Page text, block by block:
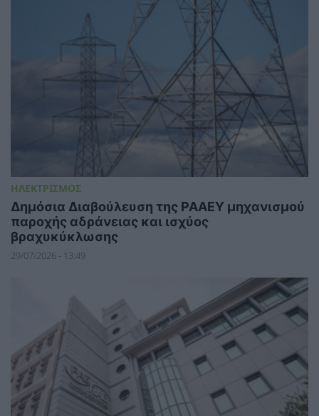
ΗΛΕΚΤΡΙΣΜΟΣ
Δημόσια Διαβούλευση της ΡΑΑΕΥ μηχανισμού
παροχής αδράνειας και ισχύος
βραχυκύκλωσης
29/07/2026 - 13:49